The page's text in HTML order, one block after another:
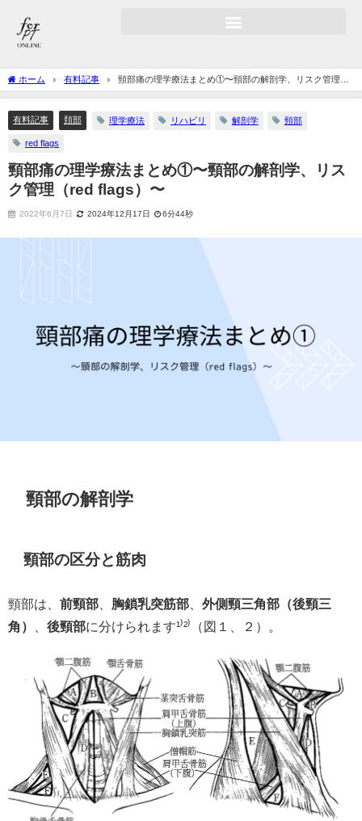
ホーム 有料記事
頸部痛の理学療法まとめ①〜頸部の解剖学、リスク管理
（red flags）〜
有料記事 頚部 理学療法 リハビリ 解剖学 頸部
red flags
頸部痛の理学療法まとめ①〜頸部の解剖学、リス
ク管理（red flags）〜
2022年6月7日 2024年12月17日 6分44秒
頸部の解剖学
頸部の区分と筋肉
頸部は、 前頸部 胸鎖乳突筋部
外側頸三角部（後頸三
角）
後頸部に分けられます¹⁾²⁾（図１、２）。